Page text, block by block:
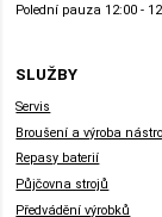
Polední pauza 12:00 -
SLUŽBY
Servis
Broušení a výroba
Repasy baterií
Půjčovna strojů
Předvádění výrobků